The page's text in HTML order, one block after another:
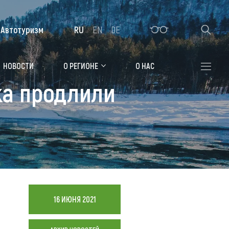
Алтайская зимовка
Где остановиться
Санатории
Гостиницы, отели
Коттеджи, базы
Мотели, придорожные отели
НОВОСТИ О РЕГИОНЕ О НАС
Автотуризм RU EN DE
продлили
16 ИЮНЯ 2021